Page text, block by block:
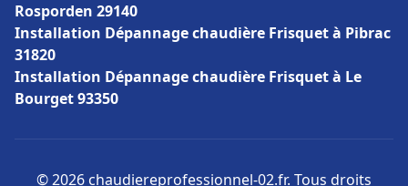
Rosporden 29140
Installation Dépannage chaudière Frisquet à Pibrac
31820
Installation Dépannage chaudière Frisquet à Le
Bourget 93350
© 2026 chaudiereprofessionnel-02.fr. Tous droits